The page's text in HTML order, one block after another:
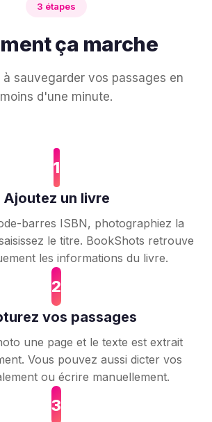
3 étapes
ça marche
à sauvegarder vos passages en
moins d'une minute.
1
Ajoutez un livre
barres ISBN, photographiez la
le titre. BookShots retrouve
les informations du livre.
2
vos passages
une page et le texte est extrait
Vous pouvez aussi dicter vos
ou écrire manuellement.
3